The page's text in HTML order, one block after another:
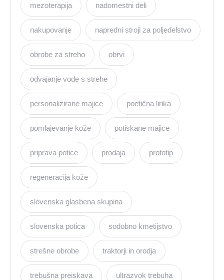
mezoterapija nadomestni deli
nakupovanje napredni stroji za poljedelstvo
obrobe za streho obrvi
odvajanje vode s strehe
personalizirane majice poetična lirika
pomlajevanje kože potiskane majice
priprava potice prodaja prototip
regeneracija kože
slovenska glasbena skupina
slovenska potica sodobno kmetijstvo
strešne obrobe traktorji in orodja
trebušna preiskava ultrazvok trebuha